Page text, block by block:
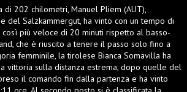
di 202 chilometri, Manuel Pliem (AUT),
del Salzkammergut, ha vinto con un tempo di
più veloce di 20 minuti rispetto al basso-
che è riuscito a tenere il passo solo fino a
femminile, la tirolese Bianca Somavilla ha
vittoria sulla distanza estrema, dopo quelle del
il comando fin dalla partenza e ha vinto